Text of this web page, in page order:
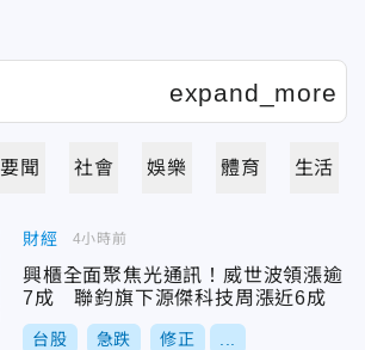
要聞 社會 娛樂 體育 生活
財經
興櫃全面聚焦光通訊！威世波領漲逾
7成 聯鈞旗下源傑科技周漲近6成
台股 急跌 修正
4小時前